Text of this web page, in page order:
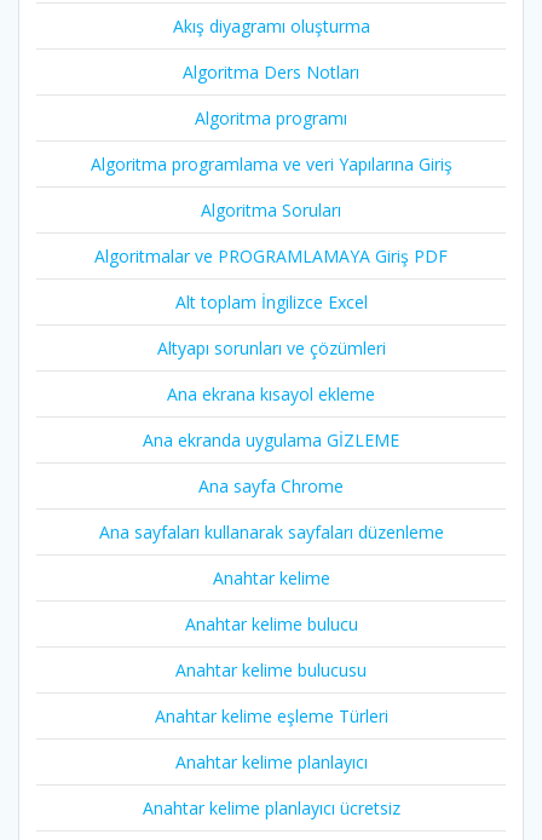
Akış diyagramı oluşturma
Algoritma Ders Notları
Algoritma programı
Algoritma programlama ve veri Yapılarına Giriş
Algoritma Soruları
Algoritmalar ve PROGRAMLAMAYA Giriş PDF
Alt toplam İngilizce Excel
Altyapı sorunları ve çözümleri
Ana ekrana kısayol ekleme
Ana ekranda uygulama GİZLEME
Ana sayfa Chrome
Ana sayfaları kullanarak sayfaları düzenleme
Anahtar kelime
Anahtar kelime bulucu
Anahtar kelime bulucusu
Anahtar kelime eşleme Türleri
Anahtar kelime planlayıcı
Anahtar kelime planlayıcı ücretsiz